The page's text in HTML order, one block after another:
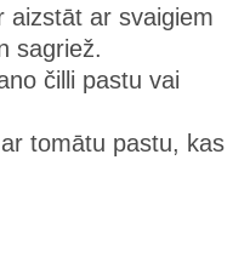
aizstāt ar svaigiem
sagriež.
čilli pastu vai
tomātu pastu, kas